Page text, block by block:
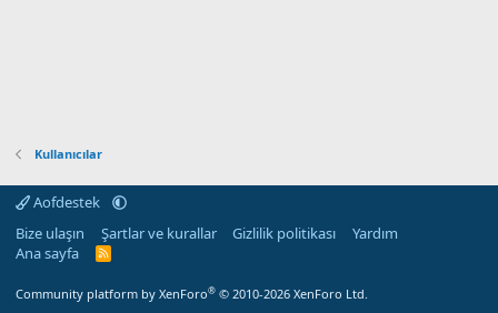
Kullanıcılar
Aofdestek
Bize ulaşın
Şartlar ve kurallar Gizlilik politikası
Yardım
Ana sayfa
R
Community platform by XenForo® © 2010-2026 XenForo Ltd.